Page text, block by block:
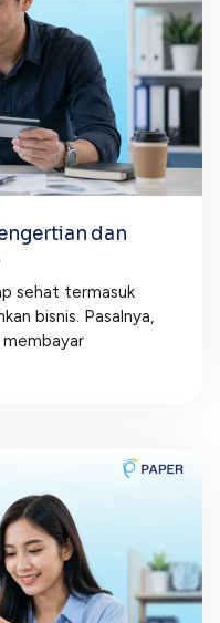
dan
sehat termasuk
bisnis. Pasalnya,
membayar